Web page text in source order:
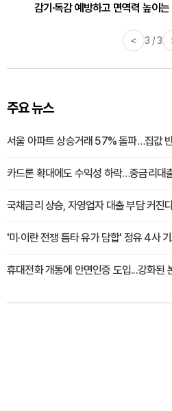
감기·독감 예방하고 면역력 높이
< 3 / 3
주요 뉴스
서울 아파트 상승거래 57% 돌파…집값
카드론 확대에도 수익성 하락…중금리대
국채금리 상승, 자영업자 대출 부담 커진
'미·이란 전쟁 틈타 유가 담합' 정유 4사
휴대전화 개통에 안면인증 도입...강화된